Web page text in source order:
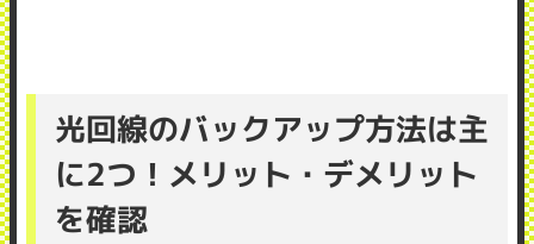
光回線のバックアップ方法は主
に2つ！メリット・デメリット
を確認